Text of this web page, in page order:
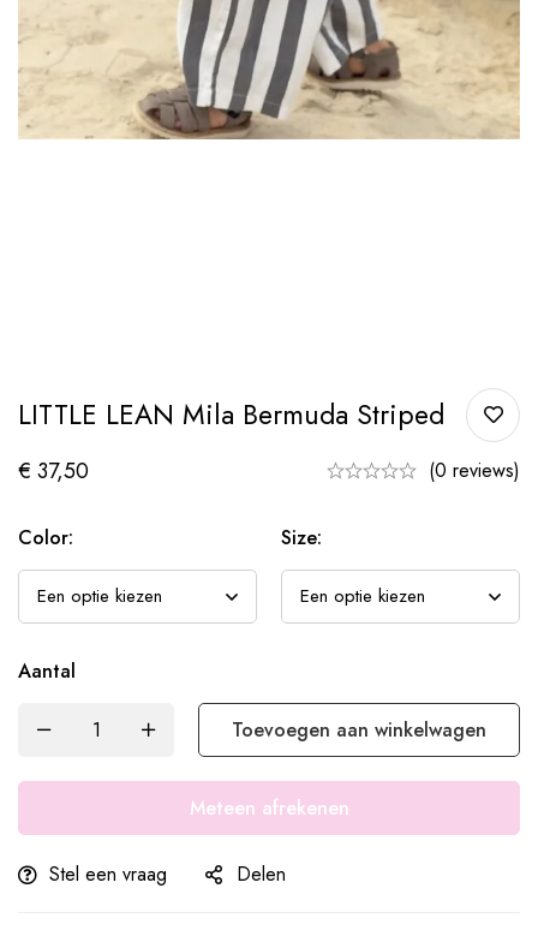
LITTLE LEAN Mila Bermuda Striped
€ 37,50 (0 reviews)
Color: Size:
Aantal
Toevoegen aan winkelwagen
Meteen afrekenen
Stel een vraag Delen